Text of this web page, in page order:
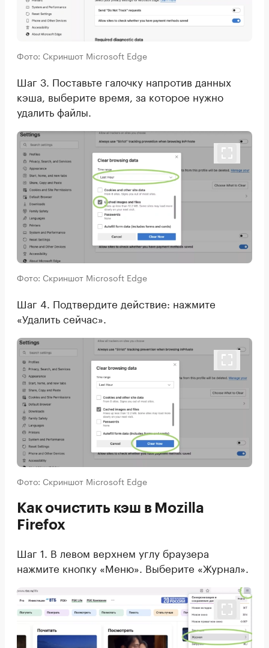
Фото: Скриншот Microsoft Edge
Шаг 3. Поставьте галочку напротив данных
кэша, выберите время, за которое нужно
удалить файлы.
Фото: Скриншот Microsoft Edge
Шаг 4. Подтвердите действие: нажмите
«Удалить сейчас».
Фото: Скриншот Microsoft Edge
Как очистить кэш в Mozilla
Firefox
Шаг 1. В левом верхнем углу браузера
нажмите кнопку «Меню». Выберите «Журнал».